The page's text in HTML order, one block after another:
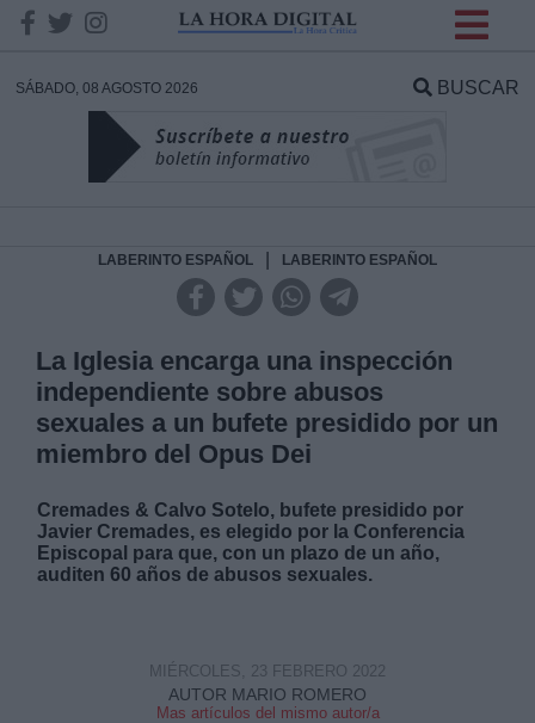
SÁBADO, 08 AGOSTO 2026 BUSCAR
LABERINTO ESPAÑOL LABERINTO ESPAÑOL
La Iglesia encarga una inspección
independiente sobre abusos
sexuales a un bufete presidido por un
miembro del Opus Dei
Cremades & Calvo Sotelo, bufete presidido por
Javier Cremades, es elegido por la Conferencia
Episcopal para que, con un plazo de un año,
auditen 60 años de abusos sexuales.
AUTOR MARIO ROMERO
Mas artículos del mismo autor/a
MIÉRCOLES, 23 FEBRERO 2022
DATOS
Responsable:
Legitimación: